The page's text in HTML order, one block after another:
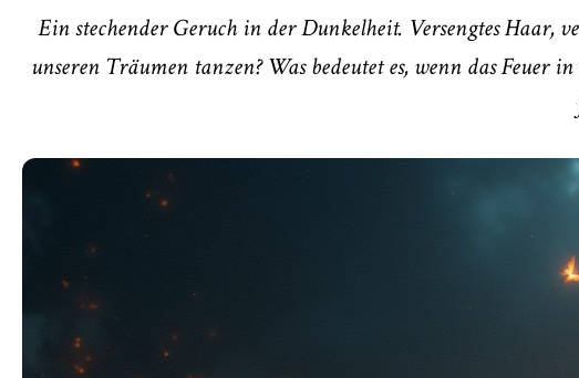
Ein stechender Geruch in der Dunkelheit. Versengtes
unseren Träumen tanzen? Was bedeutet es, wenn das